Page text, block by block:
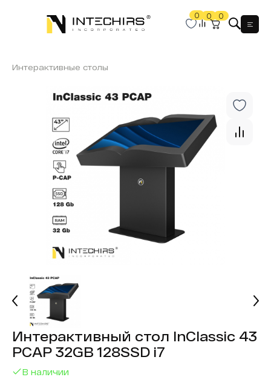
0 0 0
Интерактивные столы
Интерактивный стол InClassic 43
PCAP 32GB 128SSD i7
В наличии